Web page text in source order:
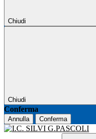
Chiudi
Chiudi
Conferma
Annulla Conferma